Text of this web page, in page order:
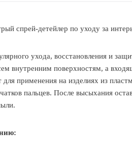
спрей-детейлер по уходу за
ухода, восстановления и
внутренним поверхностям, а
для применения на изделиях из
пальцев. После высыхания